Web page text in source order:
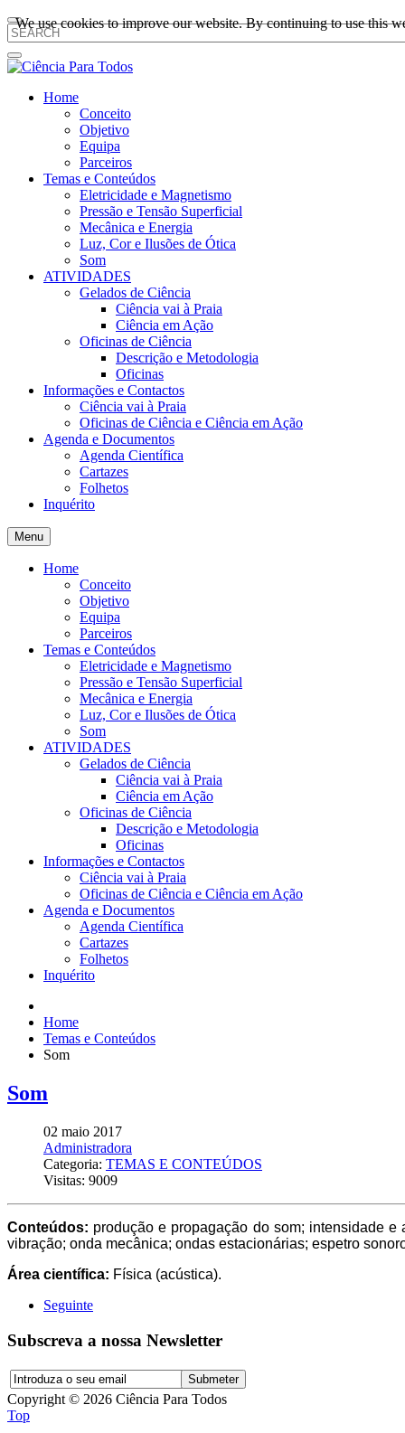
Home
Conceito
Objetivo
Equipa
Parceiros
Temas e Conteúdos
Eletricidade e Magnetismo
Pressão e Tensão Superficial
Mecânica e Energia
Luz, Cor e Ilusões de Ótica
Som
ATIVIDADES
Gelados de Ciência
Ciência vai à Praia
Ciência em Ação
Oficinas de Ciência
Descrição e Metodologia
Oficinas
Informações e Contactos
Ciência vai à Praia
Oficinas de Ciência e Ciência em Ação
Agenda e Documentos
Agenda Científica
Cartazes
Folhetos
Inquérito
Menu
Home
Conceito
Objetivo
Equipa
Parceiros
Temas e Conteúdos
Eletricidade e Magnetismo
Pressão e Tensão Superficial
Mecânica e Energia
Luz, Cor e Ilusões de Ótica
Som
ATIVIDADES
Gelados de Ciência
Ciência vai à Praia
Ciência em Ação
Oficinas de Ciência
Descrição e Metodologia
Oficinas
Informações e Contactos
Ciência vai à Praia
Oficinas de Ciência e Ciência em Ação
Agenda e Documentos
Agenda Científica
Cartazes
Folhetos
Inquérito
Home
Temas e Conteúdos
Som
Som
02 maio 2017
Administradora
Categoria: TEMAS E CONTEÚDOS
Visitas: 9009
Conteúdos: produção e propagação do som; intensidade
vibração; onda mecânica; ondas estacionárias; espetro
Área científica: Física (acústica).
Seguinte
Subscreva a nossa Newsletter
Copyright © 2026 Ciência Para Todos
Top
We use cookies to improve our website. By continuing to use this